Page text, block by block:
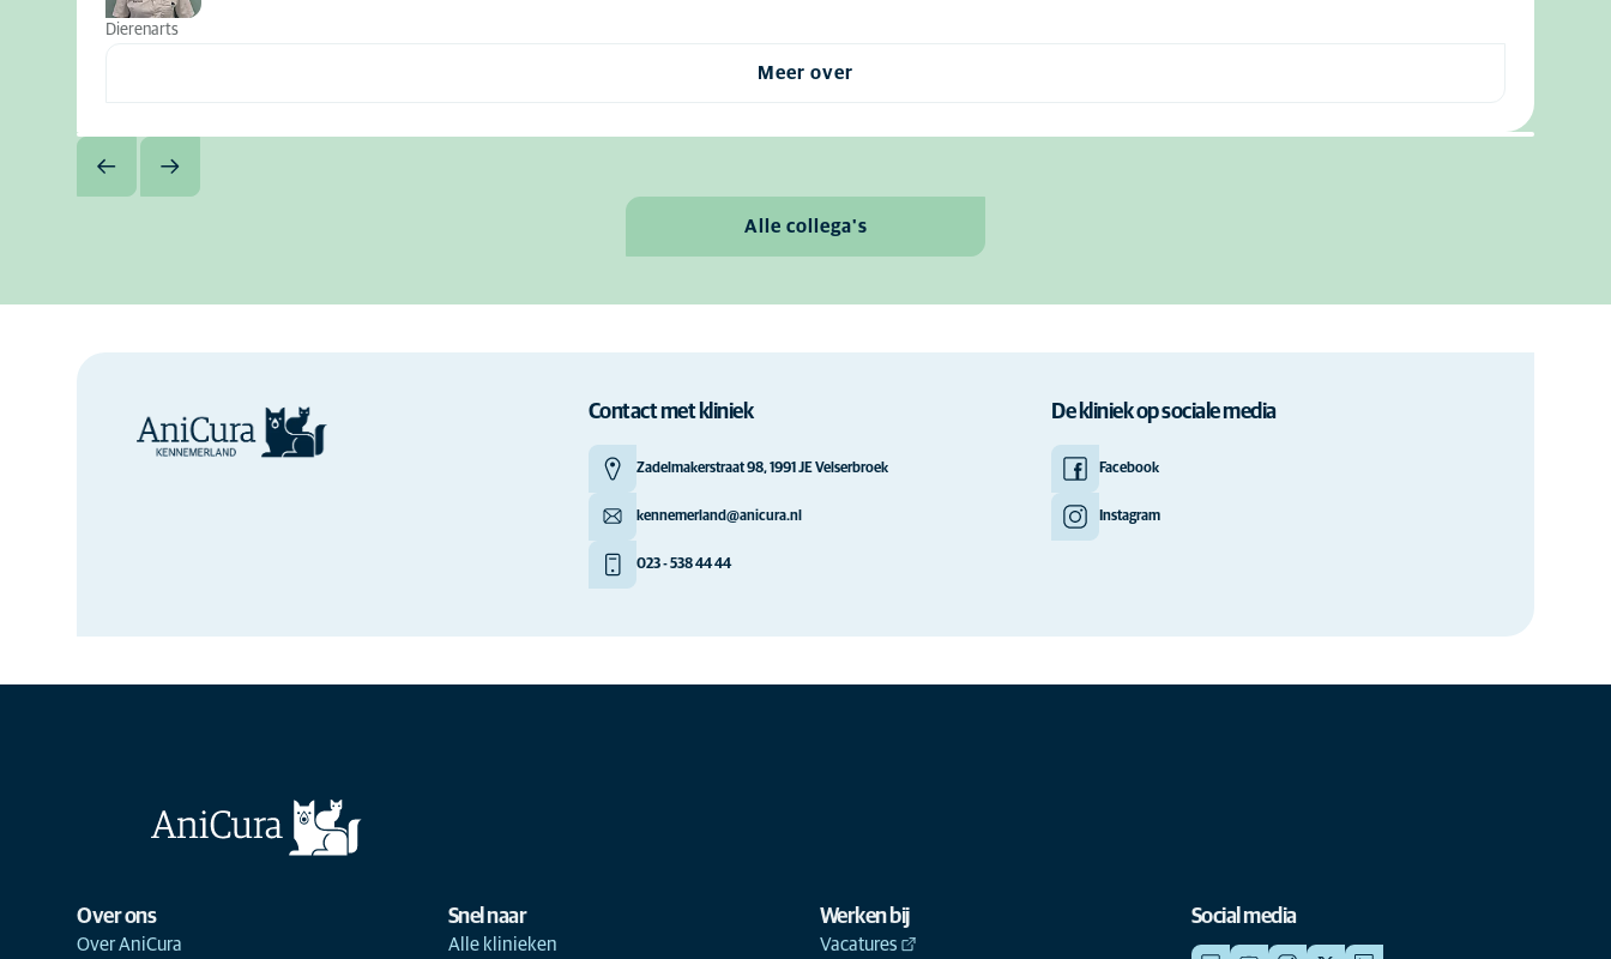
Dierenarts
Meer over
Alle collega's
Contact met kliniek
Zadelmakerstraat 98, 1991 JE Velserbroek
kennemerland@anicura.nl
023 - 538 44 44
De kliniek op sociale media
Facebook
Instagram
Over ons
Over AniCura
Snel naar
Alle klinieken
Werken bij
Vacatures
Social media